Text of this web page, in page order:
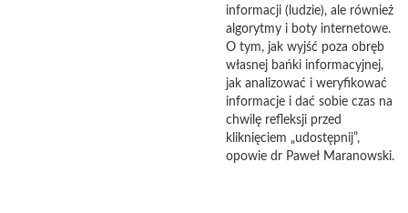
informacji (ludzie), ale również
algorytmy i boty internetowe.
O tym, jak wyjść poza obręb
własnej bańki informacyjnej,
jak analizować i weryfikować
informacje i dać sobie czas na
chwilę refleksji przed
kliknięciem „udostępnij”,
opowie dr Paweł Maranowski.